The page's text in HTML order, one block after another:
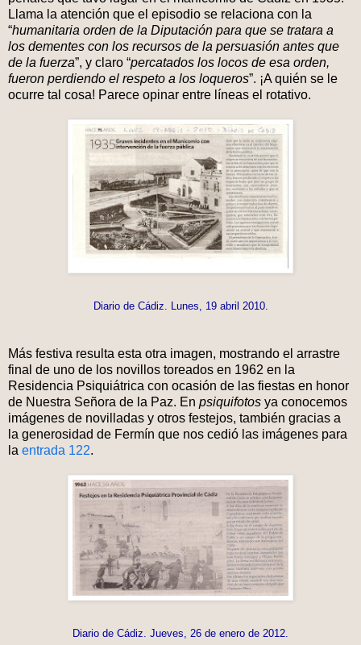
Llama la atención que el episodio se relaciona con la
“humanitaria orden de la Diputación para que se tratara a
los dementes con los recursos de la persuasión antes que
de la fuerza”, y claro “percatados los locos de esa orden,
fueron perdiendo el respeto a los loqueros”. ¡A quién se le
ocurre tal cosa! Parece opinar entre líneas el rotativo.
Diario de Cádiz. Lunes, 19 abril 2010.
Más festiva resulta esta otra imagen, mostrando el arrastre
final de uno de los novillos toreados en 1962 en la
Residencia Psiquiátrica con ocasión de las fiestas en honor
de Nuestra Señora de la Paz. En psiquifotos ya conocemos
imágenes de novilladas y otros festejos, también gracias a
la generosidad de Fermín que nos cedió las imágenes para
la entrada 122.
Diario de Cádiz. Jueves, 26 de enero de 2012.